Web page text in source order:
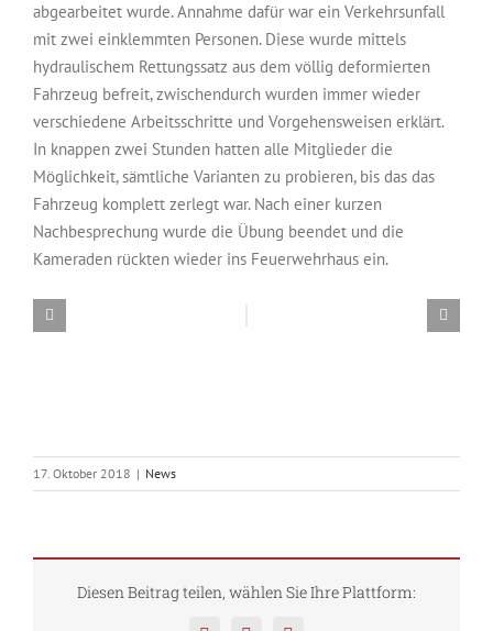
abgearbeitet wurde. Annahme dafür war ein Verkehrsunfall
mit zwei einklemmten Personen. Diese wurde mittels
hydraulischem Rettungssatz aus dem völlig deformierten
Fahrzeug befreit, zwischendurch wurden immer wieder
verschiedene Arbeitsschritte und Vorgehensweisen erklärt.
In knappen zwei Stunden hatten alle Mitglieder die
Möglichkeit, sämtliche Varianten zu probieren, bis das das
Fahrzeug komplett zerlegt war. Nach einer kurzen
Nachbesprechung wurde die Übung beendet und die
Kameraden rückten wieder ins Feuerwehrhaus ein.
17. Oktober 2018 | News
Diesen Beitrag teilen, wählen Sie Ihre Plattform: